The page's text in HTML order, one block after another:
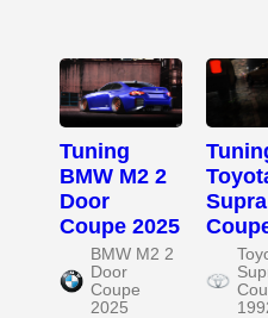
Tuning
BMW M2 2
Door
Coupe 2025
BMW M2 2
Door
Coupe
2025
Supra